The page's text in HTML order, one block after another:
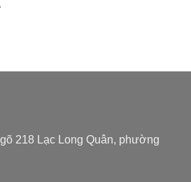
218 Lạc Long Quân, phường